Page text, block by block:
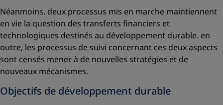
Néanmoins, deux processus mis en marche maintiennent
en vie la question des transferts financiers et
technologiques destinés au développement durable. en
outre, les processus de suivi concernant ces deux aspects
sont censés mener à de nouvelles stratégies et de
nouveaux mécanismes.
Objectifs de développement durable